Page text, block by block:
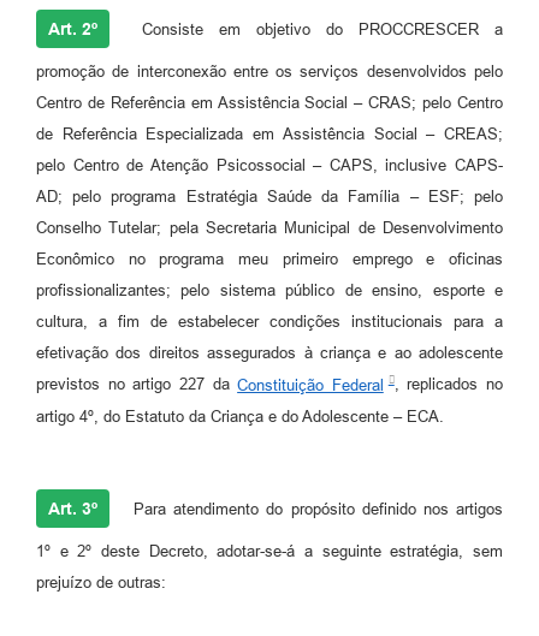
Art. 2º Consiste em objetivo do PROCCRESCER a
promoção de interconexão entre os serviços desenvolvidos pelo
Centro de Referência em Assistência Social – CRAS; pelo Centro
de Referência Especializada em Assistência Social – CREAS;
pelo Centro de Atenção Psicossocial – CAPS, inclusive CAPS-
AD; pelo programa Estratégia Saúde da Família – ESF; pelo
Conselho Tutelar; pela Secretaria Municipal de Desenvolvimento
Econômico no programa meu primeiro emprego e oficinas
profissionalizantes; pelo sistema público de ensino, esporte e
cultura, a fim de estabelecer condições institucionais para a
efetivação dos direitos assegurados à criança e ao adolescente
previstos no artigo 227 daConstituição Federal
, replicados no
artigo 4º, do Estatuto da Criança e do Adolescente – ECA.
Art. 3º Para atendimento do propósito definido nos artigos
1º e 2º deste Decreto, adotar-se-á a seguinte estratégia, sem
prejuízo de outras: